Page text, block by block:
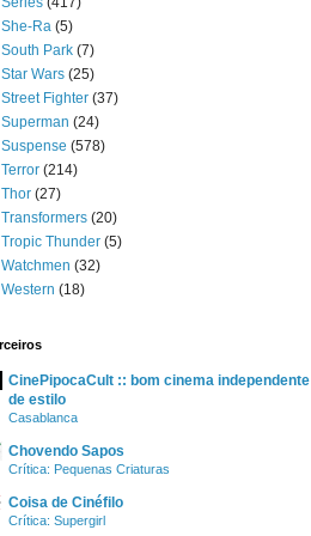
She-Ra (5)
South Park (7)
Star Wars (25)
Street Fighter (37)
Superman (24)
Suspense (578)
Terror (214)
Thor (27)
Transformers (20)
Tropic Thunder (5)
Watchmen (32)
Western (18)
CinePipocaCult :: bom cinema independente
de estilo
Casablanca
Chovendo Sapos
Crítica: Pequenas Criaturas
Coisa de Cinéfilo
Crítica: Supergirl